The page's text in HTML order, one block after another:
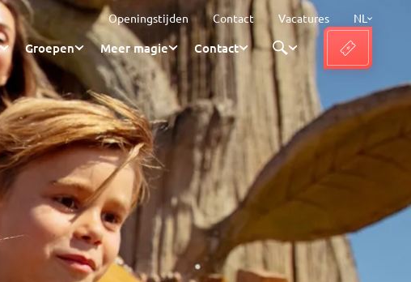
Openingstijden Contact Vacatures NL
Groepen Meer magie Contact